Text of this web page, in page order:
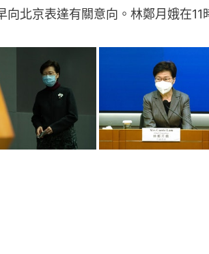
向北京表達有關意向。林鄭月娥在11